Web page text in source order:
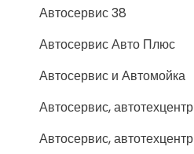
Автосервис 38
Автосервис Авто Плюс
Автосервис и Автомойка
Автосервис, автотехцентр
Автосервис, автотехцентр